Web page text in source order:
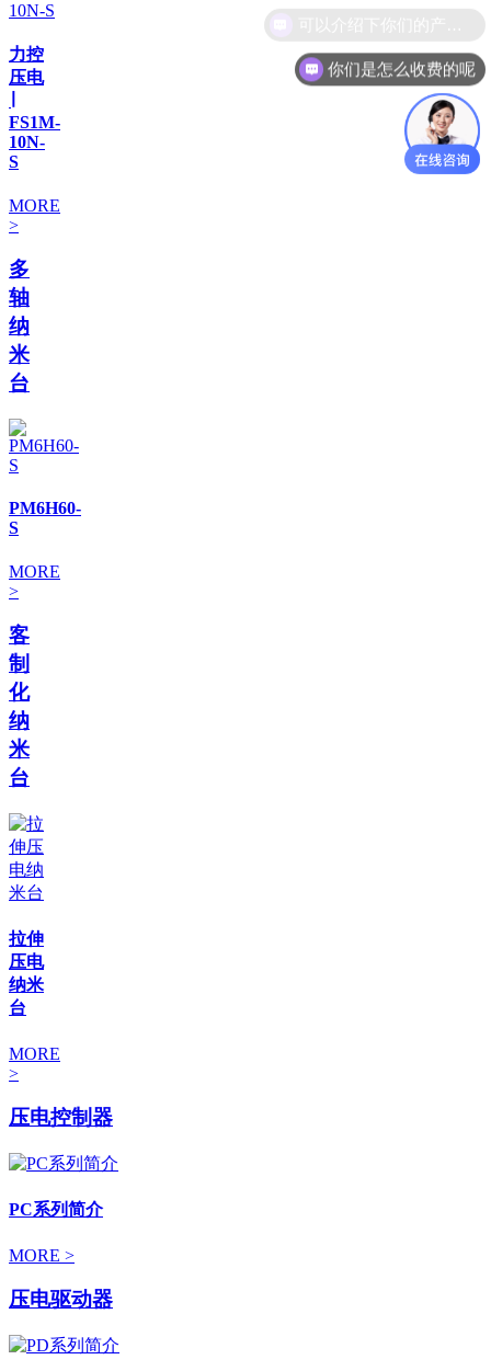
力控
压电
FS1M-
10N-
S
MORE
>
多
轴
纳
米
台
PM6H60-
S
MORE
>
客
制
化
纳
米
台
拉伸
压电
纳米
台
MORE
>
压电控制器
PC系列简介
MORE >
压电驱动器
你们是怎么收费的呢